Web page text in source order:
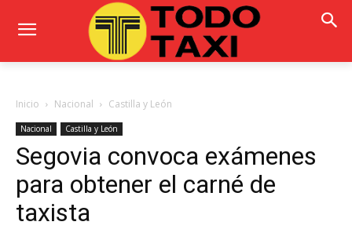
Inicio Nacional Castilla y León
Nacional Castilla y León
Segovia convoca exámenes
para obtener el carné de
taxista